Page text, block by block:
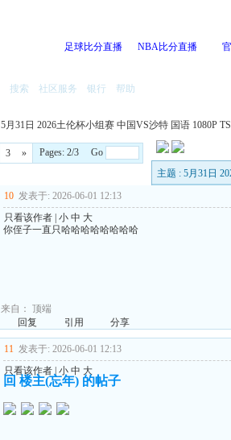
足球比分直播 NBA比分直播
搜索 社区服务 银行 帮助
5月31日 2026土伦杯小组赛 中国VS沙特 国语 1080P TS
3 »
Pages: 2/3 Go
主题 : 5月31日
10 发表于: 2026-06-01 12:13
只看该作者| 小 中 大
你侄子一直只哈哈哈哈哈哈哈哈
来自： 顶端
回复
引用 分享
11 发表于: 2026-06-01 12:13
只看该作者| 小 中 大
回 楼主(忘年) 的帖子